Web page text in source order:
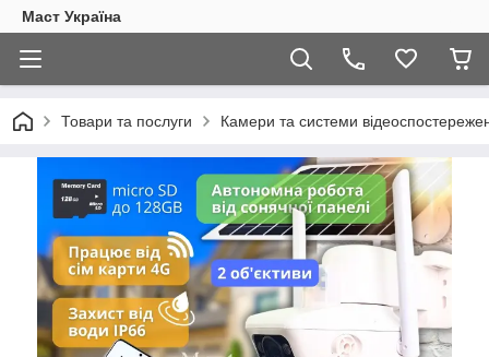
Маст Україна
Товари та послуги Камери та системи